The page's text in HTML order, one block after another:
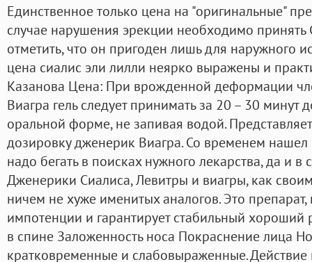
Единственное только цена на "оригинальные"
случае нарушения эрекции необходимо принять
отметить, что он пригоден лишь для наружного
цена сиалис эли лилли неярко выражены и
Казанова Цена: При врожденной деформации
Виагра гель следует принимать за 20 – 30 минут
оральной форме, не запивая водой.
дозировку дженерик Виагра. Со временем нашел
надо бегать в поисках нужного лекарства, да и в
Дженерики Сиалиса, Левитры и виагры, как
ничем не хуже именитых аналогов. Это
импотенции и гарантирует стабильный хороший
в спине Заложенность носа Покраснение лица
кратковременные и слабовыраженные.